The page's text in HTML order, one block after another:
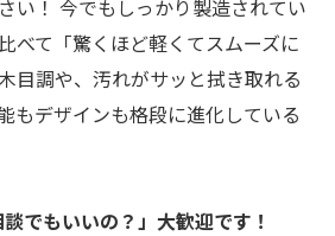
い！ 今でもしっかり製造されてい
べて「驚くほど軽くてスムーズに
目調や、汚れがサッと拭き取れる
もデザインも格段に進化している
でもいいの？」大歓迎です！